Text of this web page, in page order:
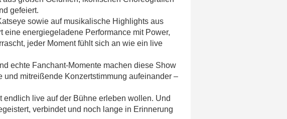
gefeiert.
sowie auf musikalische Highlights aus
eine energiegeladene Performance mit Power,
jeder Moment fühlt sich an wie ein live
echte Fanchant-Momente machen diese Show
mitreißende Konzertstimmung aufeinander –
live auf der Bühne erleben wollen. Und
verbindet und noch lange in Erinnerung